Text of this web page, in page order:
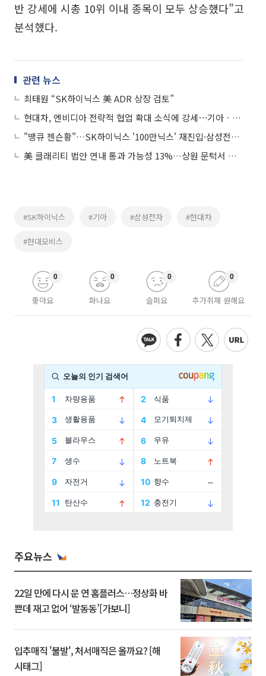
반 강세에 시총 10위 이내 종목이 모두 상승했다”고
분석했다.
관련 뉴스
최태원 “SK하이닉스 美 ADR 상장 검토”
현대차, 엔비디아 전략적 협업 확대 소식에 강세⋯기아ㆍ현대오토에버 등 ↑
"땡큐 젠슨황"…SK하이닉스 '100만닉스' 재진입·삼성전자 4%대 강세
美 클래리티 법안 연내 통과 가능성 13%…상원 문턱서 제동
#SK하이닉스 #기아 #삼성전자 #현대차
#현대모비스
좋아요
0
화나요
0
슬퍼요
0
추가취재 원해요
0
주요뉴스
22일 만에 다시 문 연 홈플러스…정상화 바
쁜데 재고 없어 ‘발동동’[가보니]
입추매직 '불발', 처서매직은 올까요? [해
시태그]